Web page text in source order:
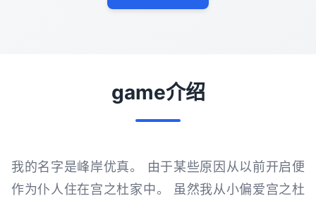
game介绍
我的名字是峰岸优真。 由于某些原因从以前开启便
作为仆人住在宫之杜家中。 虽然我从小偏爱宫之杜